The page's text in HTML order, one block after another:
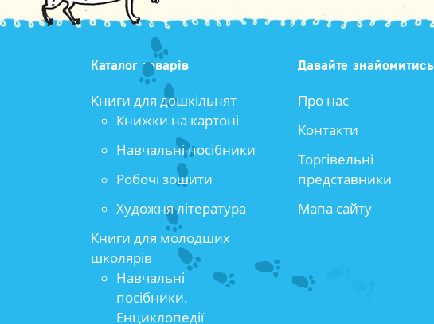
Каталог товарів
Книги для дошкільнят
Книжки на картоні
Навчальні посібники
Робочі зошити
Художня література
Книги для молодших
школярів
Навчальні
посібники.
Енциклопедії
Давайте знайомитись
Про нас
Контакти
Торгівельні
представники
Мапа сайту